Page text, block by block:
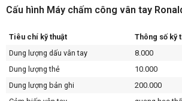
Cấu hình Máy chấm công vân tay
Tiêu chí kỹ thuật
Thông số kỹ
Dung lượng dấu vân tay
8.000
Dung lượng thẻ
10.000
Dung lượng bản ghi
200.000